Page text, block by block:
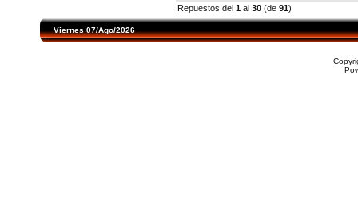
Repuestos del 1 al 30 (de 91)
Viernes 07/Ago/2026